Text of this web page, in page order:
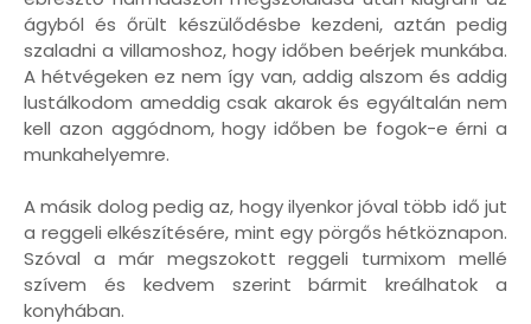
ágyból és őrült készülődésbe kezdeni, aztán pedig
szaladni a villamoshoz, hogy időben beérjek munkába.
A hétvégeken ez nem így van, addig alszom és addig
lustálkodom ameddig csak akarok és egyáltalán nem
kell azon aggódnom, hogy időben be fogok-e érni a
munkahelyemre.
A másik dolog pedig az, hogy ilyenkor jóval több idő jut
a reggeli elkészítésére, mint egy pörgős hétköznapon.
Szóval a már megszokott reggeli turmixom mellé
szívem és kedvem szerint bármit kreálhatok a
konyhában.